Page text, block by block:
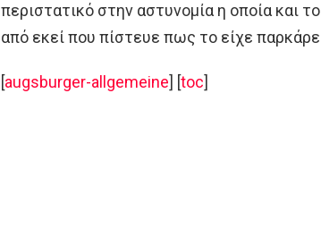
περιστατικό στην αστυνομία η οποία και
από εκεί που πίστευε πως το είχε
[augsburger-allgemeine] [toc]